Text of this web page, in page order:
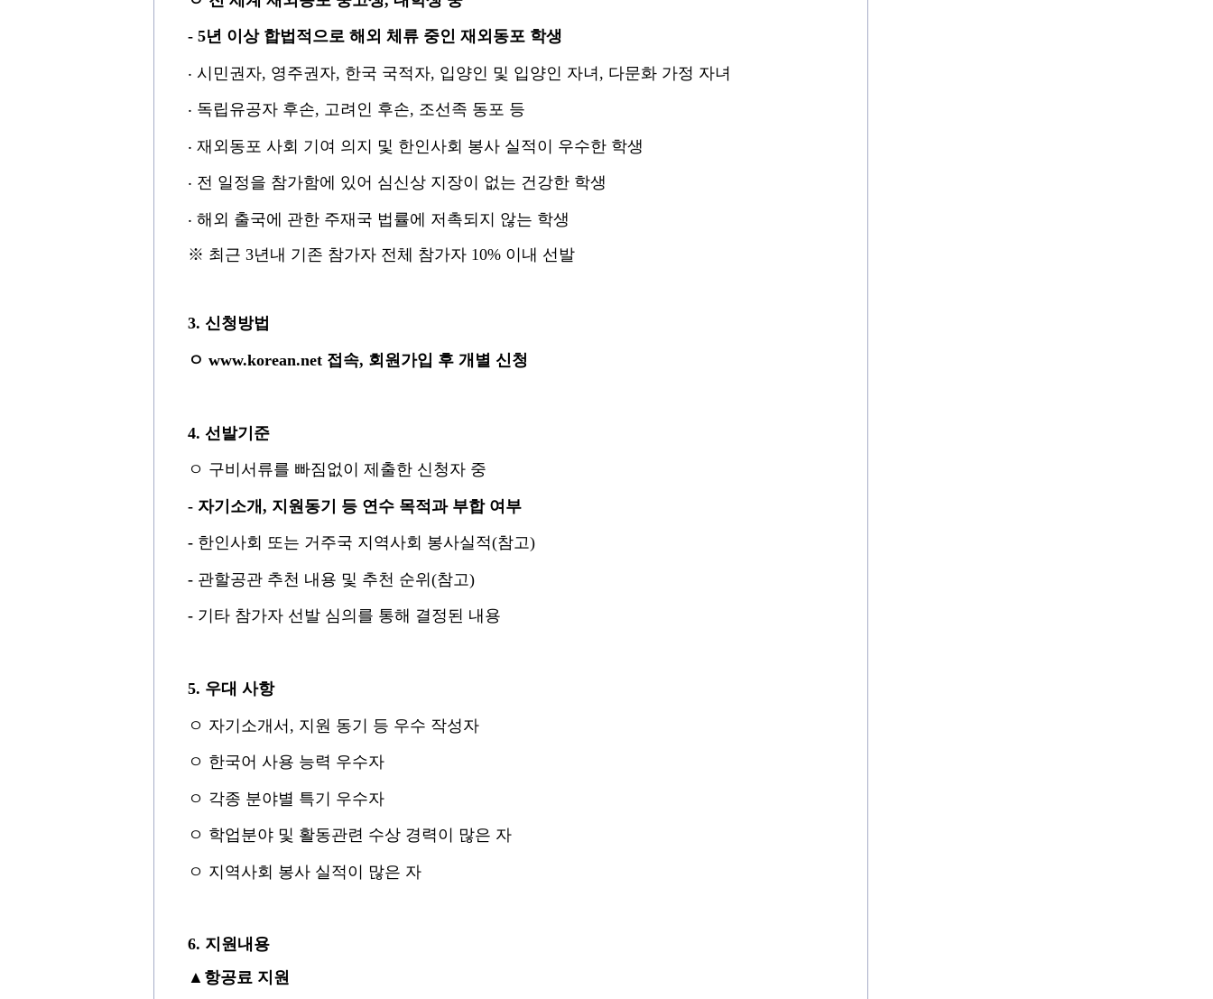
- 5년 이상 합법적 으로 해외 체류 중인 재외동포 학생
‧ 시민권자, 영주권자, 한국 국적자, 입양인 및 입양인 자녀 , 다문화 가정 자녀
‧ 독립유공자 후손, 고려인 후손, 조선족 동포 등
‧ 재외동포 사회 기여 의지 및 한인사회 봉사 실적이 우수한 학생
‧ 전 일정을 참가함에 있어 심신상 지장이 없는 건강한 학생
‧ 해외 출국에 관한 주재국 법률에 저촉되지 않는 학생
※ 최근 3년내 기존 참가자 전체 참가자 10% 이내 선발
3. 신청방법
ㅇ www.korean.net 접속, 회원가입 후 개별 신청
4. 선발기준
ㅇ 구비서류를 빠짐없이 제출한 신청자 중
- 자기소개 , 지원동기 등 연수 목적과 부합 여부
- 한인사회 또는 거주국 지역사회 봉사실적(참고)
- 관할공관 추천 내용 및 추천 순위(참고)
- 기타 참가자 선발 심의를 통해 결정된 내용
5. 우대 사항
ㅇ 자기소개서 , 지원 동기 등 우수 작성자
ㅇ 한국어 사용 능력 우수자
ㅇ 각종 분야별 특기 우수자
ㅇ 학업분야 및 활동관련 수상 경력이 많은 자
ㅇ 지역사회 봉사 실적이 많은 자
6. 지원내용
▲항공료 지원